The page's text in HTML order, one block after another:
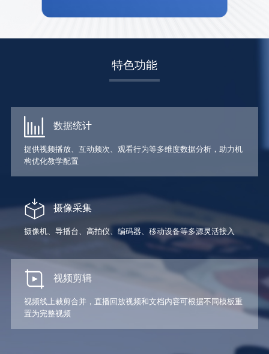
特色功能
数据统计
提供视频播放、互动频次、观看行为等多维度数据分析，助力机
构优化教学配置
摄像采集
摄像机、导播台、高拍仪、编码器、移动设备等多源灵活接入
视频剪辑
视频线上裁剪合并，直播回放视频和文档内容可根据不同模板重
置为完整视频